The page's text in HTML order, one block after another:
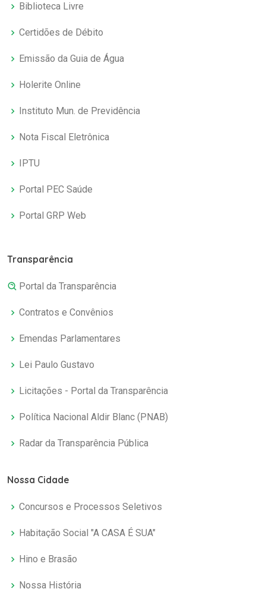
Biblioteca Livre
Certidões de Débito
Emissão da Guia de Água
Holerite Online
Instituto Mun. de Previdência
Nota Fiscal Eletrônica
IPTU
Portal PEC Saúde
Portal GRP Web
Transparência
Portal da Transparência
Contratos e Convênios
Emendas Parlamentares
Lei Paulo Gustavo
Licitações - Portal da Transparência
Política Nacional Aldir Blanc (PNAB)
Radar da Transparência Pública
Nossa Cidade
Concursos e Processos Seletivos
Habitação Social "A CASA É SUA"
Hino e Brasão
Nossa História